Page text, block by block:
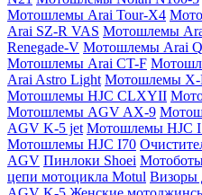
Мотошлемы Arai Tour-X4
Arai SZ-R VAS Мотошлемы
Renegade-V Мотошлемы Arai
Мотошлемы Arai CT-F
Arai Astro Light Мотошлемы X-
Мотошлемы HJC CLXYII
Мотошлемы AGV AX-9
AGV K-5 jet Мотошлемы HJC I
Мотошлемы HJC I70
AGV Пинлоки Shoei
цепи мотоцикла Motul Визоры